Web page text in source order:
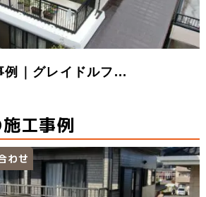
例｜グレイドルフ...
工事例
わせ